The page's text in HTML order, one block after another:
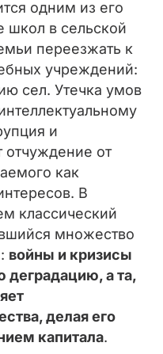
одним из его
школ в сельской
переезжать к
учреждений:
сел. Утечка умов
и
отчуждение от
как
В
классический
множество
войны и кризисы
а та,
делая его
капитала.